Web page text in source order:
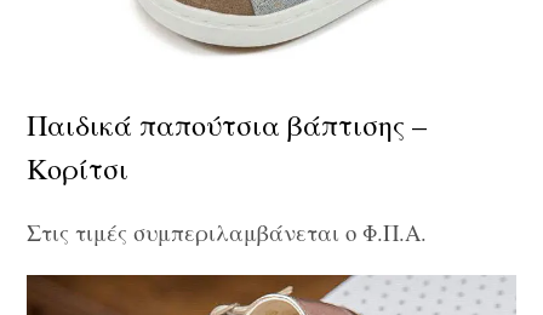
Παιδικά παπούτσια βάπτισης –
Κορίτσι
Στις τιμές συμπεριλαμβάνεται ο Φ.Π.Α.